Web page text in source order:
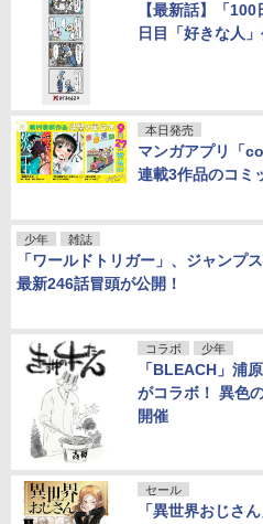
【最新話】「
日目「好きな人」
本日発売
マンガアプリ「
連載3作品のコミ
少年 雑誌
「ワールドトリガー」、ジャンプ
最新246話冒頭が公開！
コラボ 少年
「BLEACH」浦
がコラボ！ 異色
開催
セール
「異世界おじさ